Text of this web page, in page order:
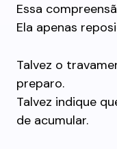
Essa
Ela apenas
Talvez o
preparo.
Talvez indique
de acumular.